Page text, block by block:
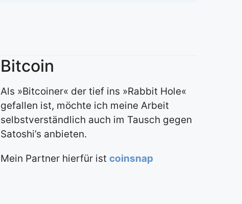
Bitcoin
Als »Bitcoiner« der tief ins »Rabbit Hole«
gefallen ist, möchte ich meine Arbeit
selbstverständlich auch im Tausch gegen
Satoshi’s anbieten.
Mein Partner hierfür istcoinsnap